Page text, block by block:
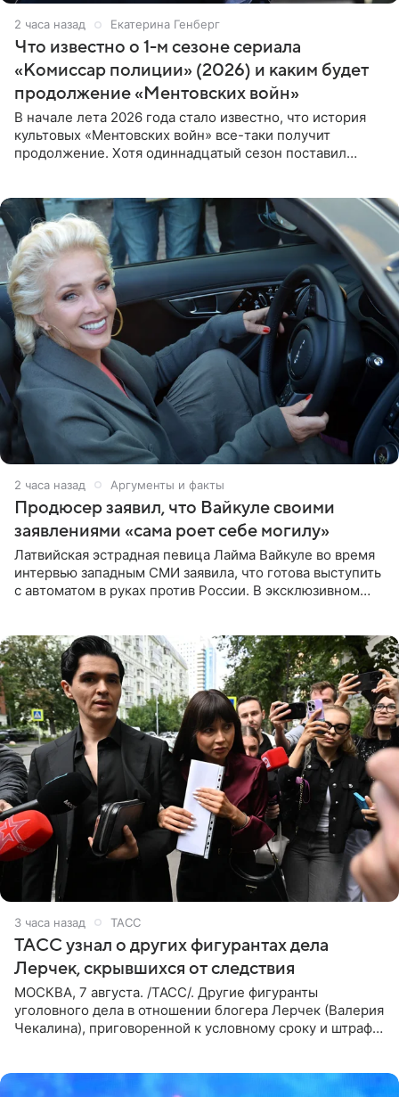
2 часа назад Екатерина Генберг
Что известно о 1-м сезоне сериала
«Комиссар полиции» (2026) и каким будет
продолжение «Ментовских войн»
В начале лета 2026 года стало известно, что история
культовых «Ментовских войн» все-таки получит
продолжение. Хотя одиннадцатый сезон поставил
2 часа назад Аргументы и факты
Продюсер заявил, что Вайкуле своими
заявлениями «сама роет себе могилу»
Латвийская эстрадная певица Лайма Вайкуле во время
интервью западным СМИ заявила, что готова выступить
с автоматом в руках против России. В эксклюзивном
3 часа назад ТАСС
ТАСС узнал о других фигурантах дела
Лерчек, скрывшихся от следствия
МОСКВА, 7 августа. /ТАСС/. Другие фигуранты
уголовного дела в отношении блогера Лерчек (Валерия
Чекалина), приговоренной к условному сроку и штрафу,